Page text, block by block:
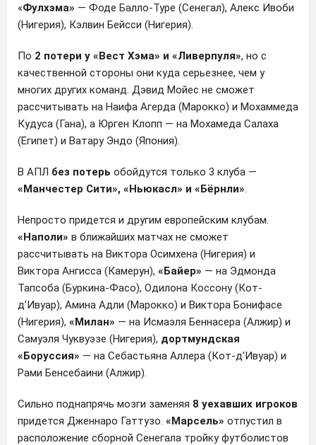
«Фулхэма» — Фоде Балло-Туре (Сенегал), Алекс Ивоби
(Нигерия), Кэлвин Бейсси (Нигерия).
По 2 потери у «Вест Хэма» и «Ливерпуля», но с
качественной стороны они куда серьезнее, чем у
многих других команд. Дэвид Мойес не сможет
рассчитывать на Наифа Агерда (Марокко) и Мохаммеда
Кудуса (Гана), а Юрген Клопп — на Мохамеда Салаха
(Египет) и Ватару Эндо (Япония).
В АПЛ без потерь обойдутся только 3 клуба —
«Манчестер Сити», «Ньюкасл» и «Бёрнли».
Непросто придется и другим европейским клубам.
«Наполи» в ближайших матчах не сможет
рассчитывать на Виктора Осимхена (Нигерия) и
Виктора Ангисса (Камерун), «Байер» — на Эдмонда
Тапсоба (Буркина-Фасо), Одилона Коссону (Кот-
д’Ивуар), Амина Адли (Марокко) и Виктора Бонифасе
(Нигерия), «Милан» — на Исмаэля Беннасера (Алжир) и
Самуэля Чуквуэзе (Нигерия), дортмундская
«Боруссия» — на Себастьяна Аллера (Кот-д’Ивуар) и
Рами Бенсебаини (Алжир).
Сильно поднапрячь мозги заменяя 8 уехавших игроков
придется Дженнаро Гаттузо. «Марсель» отпустил в
расположение сборной Сенегала тройку футболистов